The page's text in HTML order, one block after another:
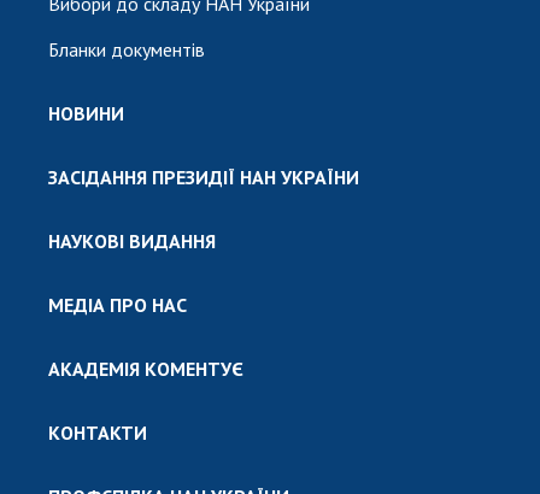
Бланки документів
НОВИНИ
ЗАСІДАННЯ ПРЕЗИДІЇ НАН УКРАЇНИ
НАУКОВІ ВИДАННЯ
МЕДІА ПРО НАС
АКАДЕМІЯ КОМЕНТУЄ
КОНТАКТИ